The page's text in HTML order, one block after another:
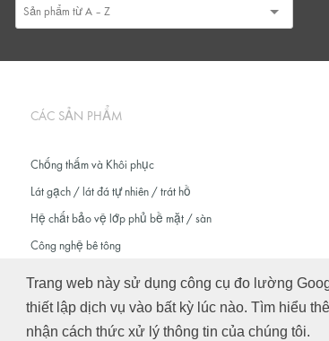
Trang web này sử dụng công cụ đo lường
thiết lập dịch vụ vào bất kỳ lúc nào. Tìm hiểu
nhận cách thức xử lý thông tin của chúng tôi.
CÁC SẢN PHẨM
Chống thấm và Khôi phục
Lát gạch / lát đá tự nhiên / trát hồ
Hệ chất bảo vệ lớp phủ bề mặt / sàn
Công nghệ bê tông